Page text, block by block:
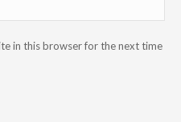
in this browser for the next time